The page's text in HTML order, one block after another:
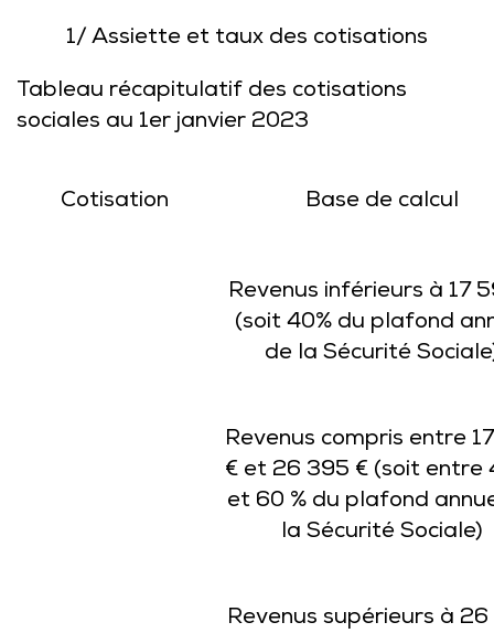
1/ Assiette et taux des cotisations
Tableau récapitulatif des cotisations
sociales au 1er janvier 2023
Cotisation Base de calcul
Revenus inférieurs à 17
(soit 40% du plafond
de la Sécurité
Revenus compris entre
€ et 26 395 € (soit entre
et 60 % du plafond
la Sécurité Sociale)
Revenus supérieurs à